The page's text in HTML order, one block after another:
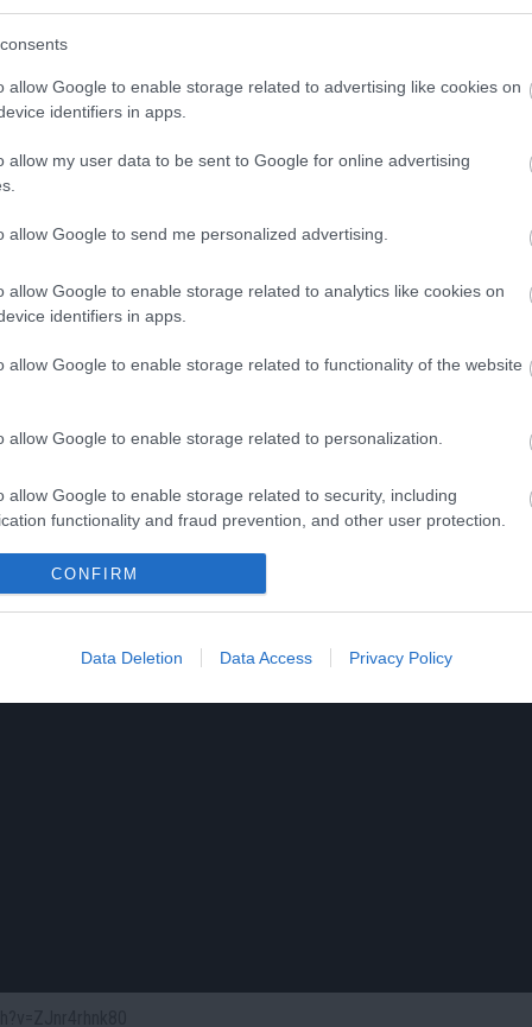
allow Google to enable storage related to advertising like cookies on
identifiers in apps.
allow my user data to be sent to Google for online advertising
allow Google to send me personalized advertising.
allow Google to enable storage related to analytics like cookies on
identifiers in apps.
allow Google to enable storage related to functionality of the website
allow Google to enable storage related to personalization.
allow Google to enable storage related to security, including
functionality and fraud prevention, and other user protection.
CONFIRM
Data Deletion Data Access Privacy Policy
From Columbus:
165 376
No Poop For More Than
Days - It's The First
More
267 147 138